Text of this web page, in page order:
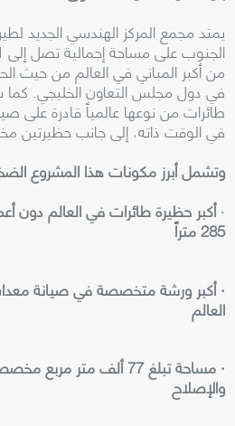
يمتد مجمع المركز الهندسي الجديد
من أكبر المباني في العالم من حيث
في دول مجلس التعاون الخليجي.
في الوقت ذاته، إلى جانب حظيرتين
وتشمل أبرز مكونات هذا المشروع
·أكبر حظيرة طائرات في العالم دون
285 متراً
· أكبر ورشة متخصصة في صيانة
العالم
· مساحة تبلغ 77 ألف متر
والإصلاح